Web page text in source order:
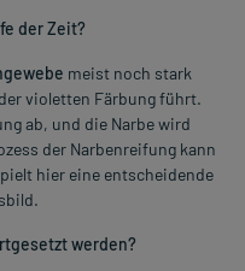
der Zeit?
meist noch stark
violetten Färbung führt.
ab, und die Narbe wird
der Narbenreifung kann
hier eine entscheidende
werden?